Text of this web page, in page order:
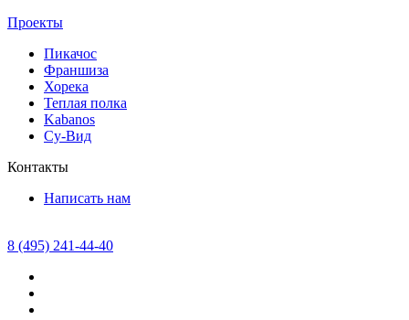
Проекты
Пикачос
Франшиза
Хорека
Теплая полка
Kabanos
Су-Вид
Контакты
Написать нам
8 (495) 241-44-40